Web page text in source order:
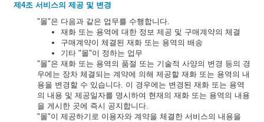
제4조 서비스의 제공 및 변경
"몰"은 다음과 같은 업무를 수행합니다.
재화 또는 용역에 대한 정보 제공 및 구매계약의 체결
구매계약이 체결된 재화 또는 용역의 배송
기타 "몰"이 정하는 업무
"몰"은 재화 또는 용역의 품절 또는 기술적 사양의 변경 등의 경
우에는 장차 체결되는 계약에 의해 제공할 재화 또는 용역의 내
용을 변경할 수 있습니다. 이 경우에는 변경된 재화 또는 용역
의 내용 및 제공일자를 명시하여 현재의 재화 또는 용역의 내용
을 게시한 곳에 즉시 공지합니다.
"몰"이 제공하기로 이용자와 계약을 체결한 서비스의 내용을